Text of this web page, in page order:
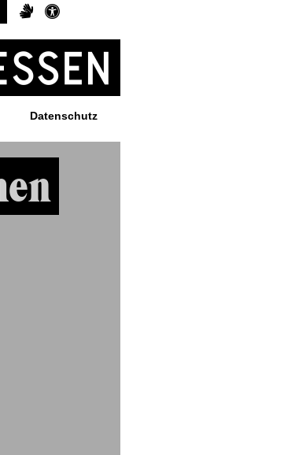
Datenschutz